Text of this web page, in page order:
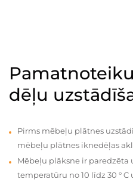
dēļu
Pirms mēbeļu plātnes
mēbeļu plātnes iknedēļas
Mēbeļu plāksne ir paredzēta
temperatūru no 10 līdz 30 °